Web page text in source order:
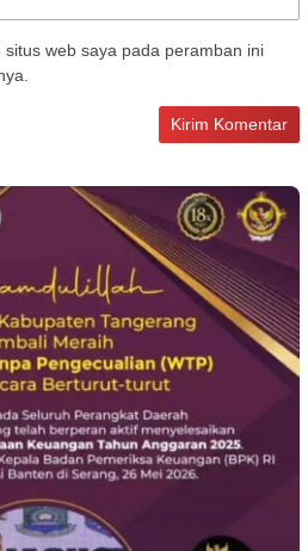
web saya pada peramban ini